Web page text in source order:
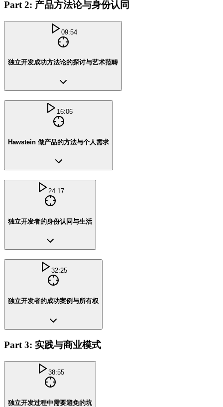
Part 2: 产品方法论与身份认同
09:54
独立开发成功方法论的探讨与艺术范畴
16:06
Hawstein 做产品的方法与个人需求
24:17
独立开发者的身份认同与生活
32:25
独立开发者的成功案例与所有权
Part 3: 实践与商业模式
38:55
独立开发过程中需要避免的坑